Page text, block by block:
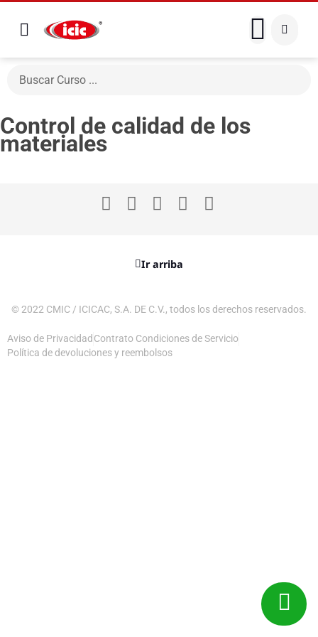
Control de calidad de los
materiales
Ir arriba
© 2022 CMIC / ICICAC, S.A. DE C.V., todos los derechos reservados.
Aviso de Privacidad Contrato Condiciones de Servicio
Política de devoluciones y reembolsos